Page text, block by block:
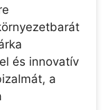
és innovatív
a